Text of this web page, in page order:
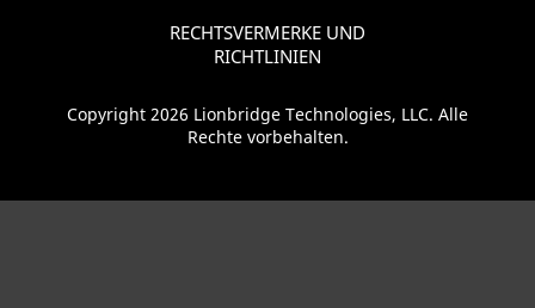
RECHTSVERMERKE UND
RICHTLINIEN
Copyright 2026 Lionbridge Technologies, LLC. Alle
Rechte vorbehalten.